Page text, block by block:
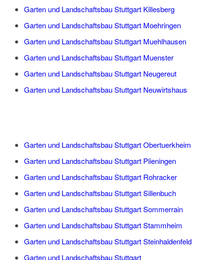
Garten und Landschaftsbau Stuttgart Killesberg
Garten und Landschaftsbau Stuttgart Moehringen
Garten und Landschaftsbau Stuttgart Muehlhausen
Garten und Landschaftsbau Stuttgart Muenster
Garten und Landschaftsbau Stuttgart Neugereut
Garten und Landschaftsbau Stuttgart Neuwirtshaus
Garten und Landschaftsbau Stuttgart Obertuerkheim
Garten und Landschaftsbau Stuttgart Plieningen
Garten und Landschaftsbau Stuttgart Rohracker
Garten und Landschaftsbau Stuttgart Sillenbuch
Garten und Landschaftsbau Stuttgart Sommerrain
Garten und Landschaftsbau Stuttgart Stammheim
Garten und Landschaftsbau Stuttgart Steinhaldenfeld
Garten und Landschaftsbau Stuttgart